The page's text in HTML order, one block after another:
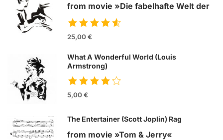
from movie »Die fabelhafte Welt der
Amelie«
25,00 €
What A Wonderful World (Louis
Armstrong)
5,00 €
The Entertainer (Scott Joplin) Rag
from movie »Tom & Jerry«